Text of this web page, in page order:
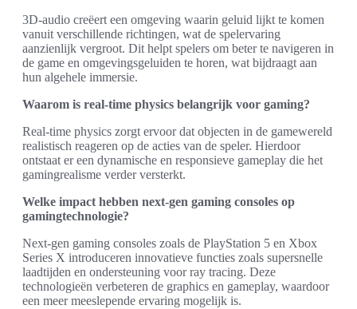
3D-audio creëert een omgeving waarin geluid lijkt te komen
vanuit verschillende richtingen, wat de spelervaring
aanzienlijk vergroot. Dit helpt spelers om beter te navigeren in
de game en omgevingsgeluiden te horen, wat bijdraagt aan
hun algehele immersie.
Waarom is real-time physics belangrijk voor gaming?
Real-time physics zorgt ervoor dat objecten in de gamewereld
realistisch reageren op de acties van de speler. Hierdoor
ontstaat er een dynamische en responsieve gameplay die het
gamingrealisme verder versterkt.
Welke impact hebben next-gen gaming consoles op
gamingtechnologie?
Next-gen gaming consoles zoals de PlayStation 5 en Xbox
Series X introduceren innovatieve functies zoals supersnelle
laadtijden en ondersteuning voor ray tracing. Deze
technologieën verbeteren de graphics en gameplay, waardoor
een meer meeslepende ervaring mogelijk is.